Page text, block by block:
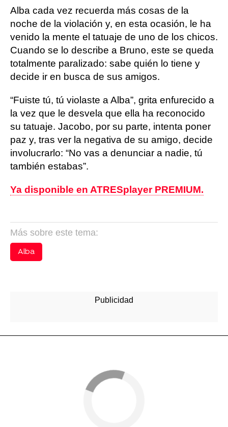
Alba cada vez recuerda más cosas de la
noche de la violación y, en esta ocasión, le ha
venido la mente el tatuaje de uno de los chicos.
Cuando se lo describe a Bruno, este se queda
totalmente paralizado: sabe quién lo tiene y
decide ir en busca de sus amigos.
“Fuiste tú, tú violaste a Alba”, grita enfurecido a
la vez que le desvela que ella ha reconocido
su tatuaje. Jacobo, por su parte, intenta poner
paz y, tras ver la negativa de su amigo, decide
involucrarlo: “No vas a denunciar a nadie, tú
también estabas”.
Ya disponible en ATRESplayer PREMIUM.
Más sobre este tema:
Alba